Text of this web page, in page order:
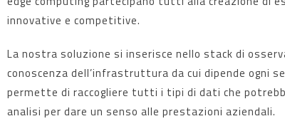
innovative e competitive.
La nostra soluzione si inserisce nello stack di
conoscenza dell’infrastruttura da cui dipende ogni
permette di raccogliere tutti i tipi di dati che
analisi per dare un senso alle prestazioni aziendali.